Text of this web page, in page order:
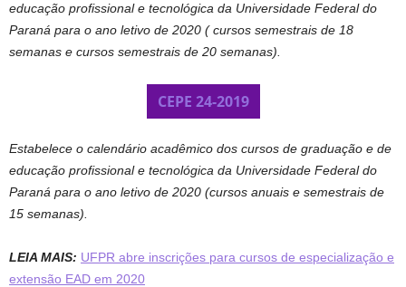
educação profissional e tecnológica da Universidade Federal do
Paraná para o ano letivo de 2020 ( cursos semestrais de 18
semanas e cursos semestrais de 20 semanas).
CEPE 24-2019
Estabelece o calendário acadêmico dos cursos de graduação e de
educação profissional e tecnológica da Universidade Federal do
Paraná para o ano letivo de 2020 (cursos anuais e semestrais de
15 semanas).
LEIA MAIS: UFPR abre inscrições para cursos de especialização e
extensão EAD em 2020